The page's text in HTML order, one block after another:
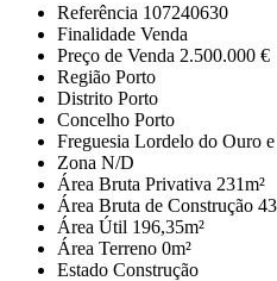
Referência 107240630
Finalidade Venda
Preço de Venda 2.500.000 €
Região Porto
Distrito Porto
Concelho Porto
Freguesia Lordelo do Ouro e
Zona N/D
Área Bruta Privativa 231m²
Área Bruta de Construção
Área Útil 196,35m²
Área Terreno 0m²
Estado Construção